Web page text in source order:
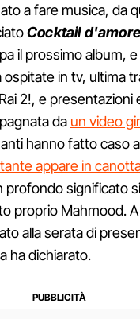
a fare musica, da
Cocktail d'amore
il prossimo album,
in tv, ultima
2!, e presentazioni
da un video
hanno fatto caso
appare in
significato
proprio Mahmood.
alla serata di
ha dichiarato.